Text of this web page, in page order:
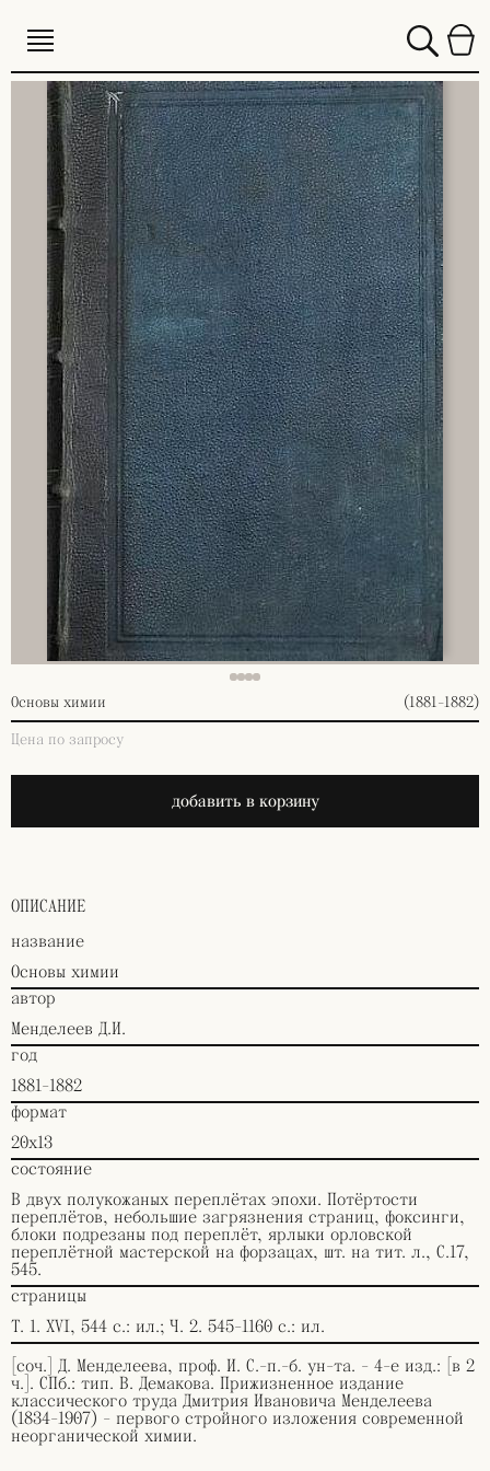
Основы химии
(1881-1882)
Цена по запросу
добавить в корзину
ОПИСАНИЕ
название
Основы химии
автор
Менделеев Д.И.
год
1881-1882
формат
20х13
состояние
В двух полукожаных переплётах эпохи. Потёртости
переплётов, небольшие загрязнения страниц, фоксинги,
блоки подрезаны под переплёт, ярлыки орловской
переплётной мастерской на форзацах, шт. на тит. л., С.17,
545.
страницы
Т. 1. XVI, 544 с.: ил.; Ч. 2. 545-1160 с.: ил.
[соч.] Д. Менделеева, проф. И. С.-п.-б. ун-та. - 4-е изд.: [в 2
ч.]. СПб.: тип. В. Демакова. Прижизненное издание
классического труда Дмитрия Ивановича Менделеева
(1834-1907) - первого стройного изложения современной
неорганической химии.